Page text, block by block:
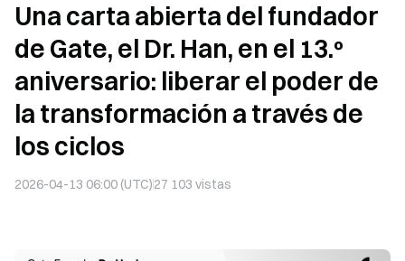
aniversario: liberar el
poder de la
transformación a través
de los ciclos
Una carta abierta del fundador
de Gate, el Dr. Han, en el 13.º
aniversario: liberar el poder de
la transformación a través de
los ciclos
2026-04-13 06:00 (UTC)27 103 vistas